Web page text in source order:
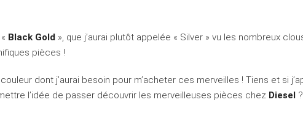
Black Gold », que j’aurai plutôt appelée « Silver » vu les nombreux
pièces !
dont j’aurai besoin pour m’acheter ces merveilles ! Tiens et si
l’idée de passer découvrir les merveilleuses pièces chez Diesel ?